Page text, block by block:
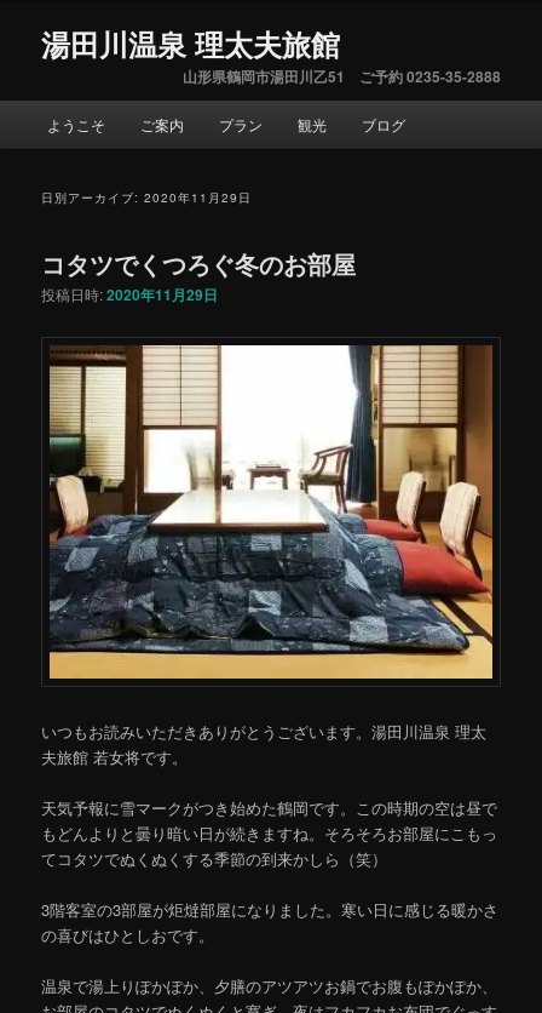
湯田川温泉 理太夫旅館
山形県鶴岡市湯田川乙51 ご予約 0235-35-2888
サ
ン
テ
ン
ツ
へ
移
動
ようこそ ご案内 プラン 観光 ブログ
日別アーカイブ:2020年11月29日
コタツでくつろぐ冬のお部屋
投稿日時:2020年11月29日
いつもお読みいただきありがとうございます。湯田川温泉 理太
夫旅館 若女将です。
天気予報に雪マークがつき始めた鶴岡です。この時期の空は昼で
もどんよりと曇り暗い日が続きますね。そろそろお部屋にこもっ
てコタツでぬくぬくする季節の到来かしら（笑）
3階客室の3部屋が炬燵部屋になりました。寒い日に感じる暖かさ
の喜びはひとしおです。
温泉で湯上りぽかぽか、夕膳のアツアツお鍋でお腹もぽかぽか、